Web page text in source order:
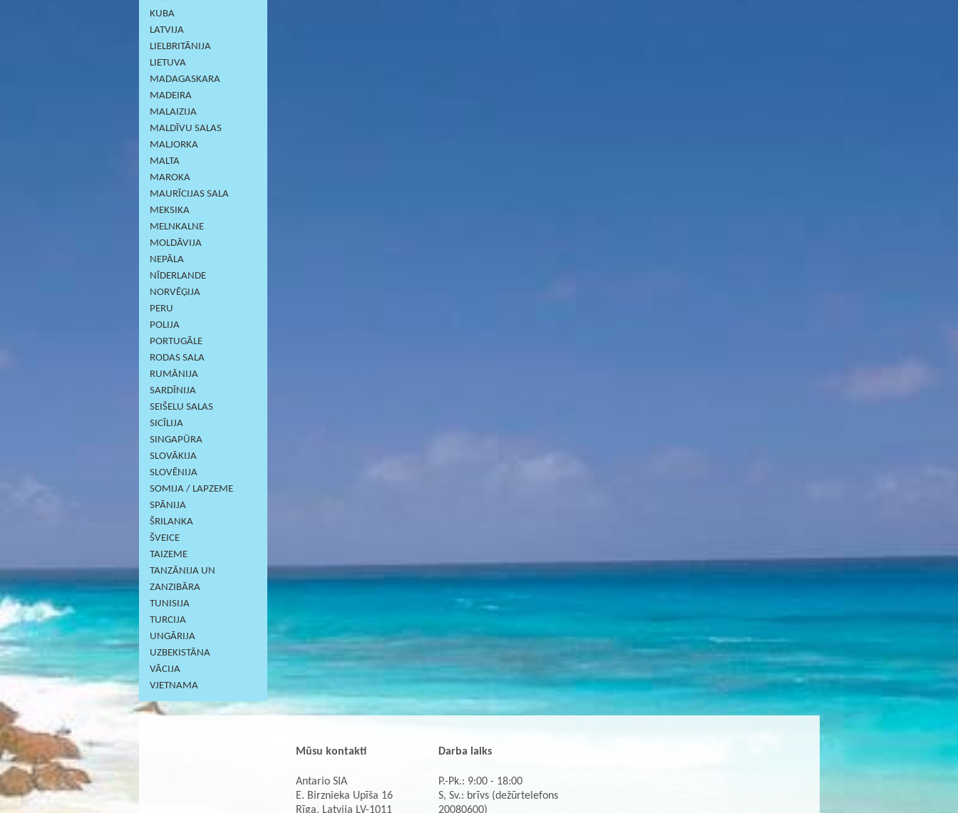
KUBA
LATVIJA
LIELBRITĀNIJA
LIETUVA
MADAGASKARA
MADEIRA
MALAIZIJA
MALDĪVU SALAS
MALJORKA
MALTA
MAROKA
MAURĪCIJAS SALA
MEKSIKA
MELNKALNE
MOLDĀVIJA
NEPĀLA
NĪDERLANDE
NORVĒĢIJA
PERU
POLIJA
PORTUGĀLE
RODAS SALA
RUMĀNIJA
SARDĪNIJА
SEIŠELU SALAS
SICĪLIJA
SINGAPŪRA
SLOVĀKIJA
SLOVĒNIJA
SOMIJA / LAPZEME
SPĀNIJA
ŠRILANKA
ŠVEICE
TAIZEME
TANZĀNIJA UN
ZANZIBĀRA
TUNISIJA
TURCIJA
UNGĀRIJA
UZBEKISTĀNA
VĀCIJA
VJETNAMA
Mūsu kontakti
Antario SIA
E. Birznieka Upīša 16
Rīga, Latvija LV-1011
Darba laiks
P.-Pk.: 9:00 - 18:00
S, Sv.: brīvs (dežūrtelefons
20080600)